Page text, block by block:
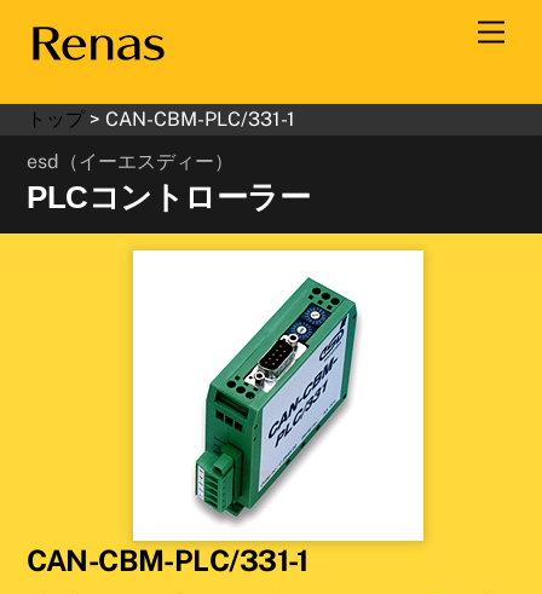
トップ > CAN-CBM-PLC/331-1
esd（イーエスディー）
PLCコントローラー
CAN-CBM-PLC/331-1